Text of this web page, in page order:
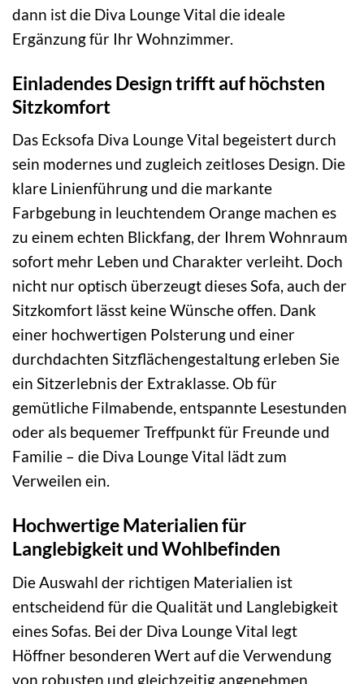
dann ist die Diva Lounge Vital die ideale
Ergänzung für Ihr Wohnzimmer.
Einladendes Design trifft auf höchsten
Sitzkomfort
Das Ecksofa Diva Lounge Vital begeistert durch
sein modernes und zugleich zeitloses Design. Die
klare Linienführung und die markante
Farbgebung in leuchtendem Orange machen es
zu einem echten Blickfang, der Ihrem Wohnraum
sofort mehr Leben und Charakter verleiht. Doch
nicht nur optisch überzeugt dieses Sofa, auch der
Sitzkomfort lässt keine Wünsche offen. Dank
einer hochwertigen Polsterung und einer
durchdachten Sitzflächengestaltung erleben Sie
ein Sitzerlebnis der Extraklasse. Ob für
gemütliche Filmabende, entspannte Lesestunden
oder als bequemer Treffpunkt für Freunde und
Familie – die Diva Lounge Vital lädt zum
Verweilen ein.
Hochwertige Materialien für
Langlebigkeit und Wohlbefinden
Die Auswahl der richtigen Materialien ist
entscheidend für die Qualität und Langlebigkeit
eines Sofas. Bei der Diva Lounge Vital legt
Höffner besonderen Wert auf die Verwendung
von robusten und gleichzeitig angenehmen